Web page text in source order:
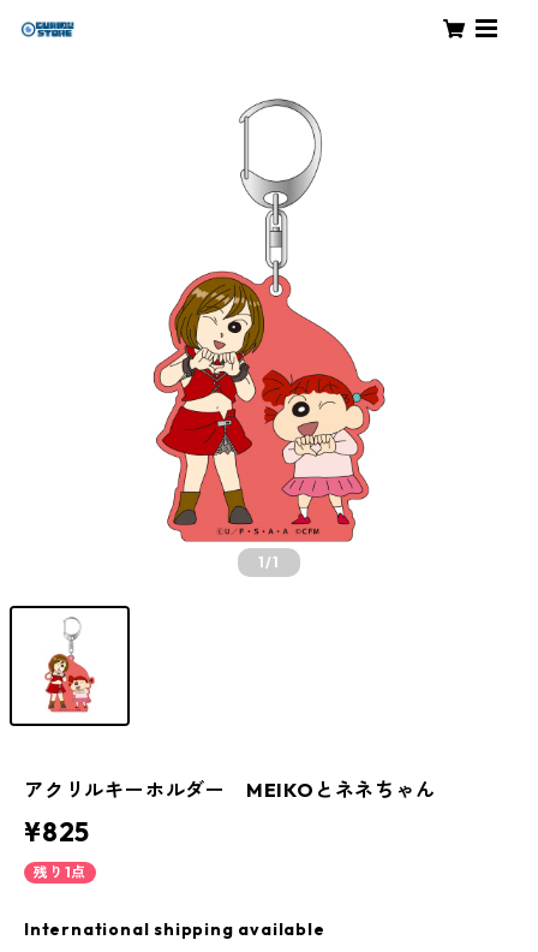
1/1
アクリルキーホルダー MEIKOとネネちゃん
¥825
残り1点
International shipping available